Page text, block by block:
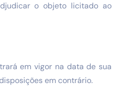
o objeto licitado ao
em vigor na data de sua
em contrário.